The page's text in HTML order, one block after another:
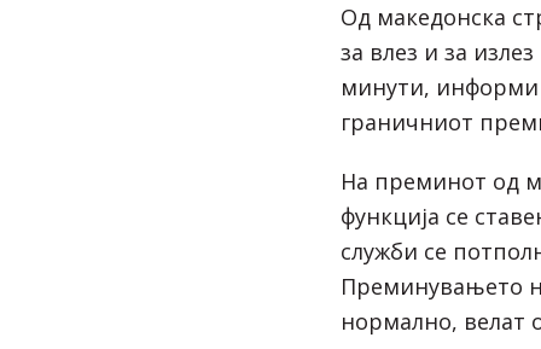
Од македонска
за влез и за
минути,
граничниот
На преминот од
функција се
служби се
Преминувањето
нормално, велат